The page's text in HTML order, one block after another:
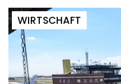
WIRTSCHAFT